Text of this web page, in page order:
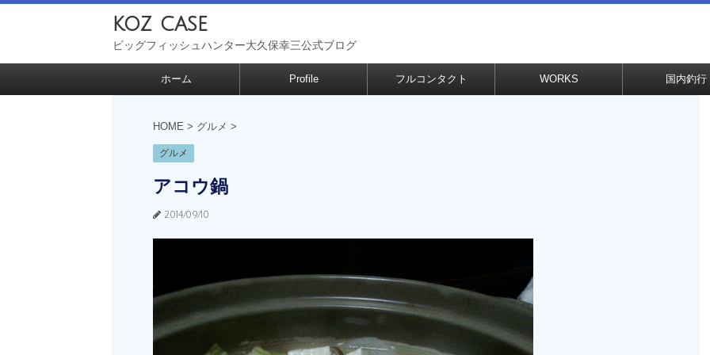
koz case
ビッグフィッシュハンター大久保幸三公式ブログ
ホーム Profile フルコンタクト WORKS 国内釣行
HOME > グルメ >
グルメ
アコウ鍋
2014/09/10